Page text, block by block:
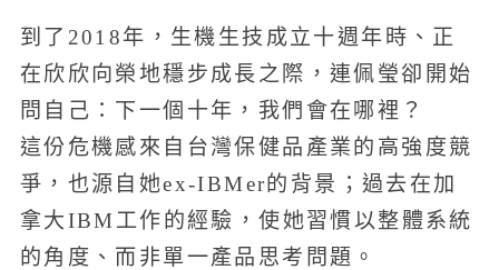
到了2018年，生機生技成立十週年時、正
在欣欣向榮地穩步成長之際，連佩瑩卻開始
問自己：下一個十年，我們會在哪裡？
這份危機感來自台灣保健品產業的高強度競
爭，也源自她ex-IBMer的背景；過去在加
拿大IBM工作的經驗，使她習慣以整體系統
的角度、而非單一產品思考問題。